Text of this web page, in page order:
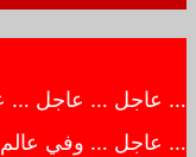
… عاجل … عاجل …
… عاجل … وفي عالم